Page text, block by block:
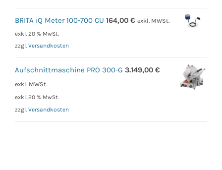
BRITA iQ Meter 100-700 CU 164,00 € exkl. MWSt.
exkl. 20 % MwSt.
zzgl. Versandkosten
Aufschnittmaschine PRO 300-G 3.149,00 €
exkl. MWSt.
exkl. 20 % MwSt.
zzgl. Versandkosten